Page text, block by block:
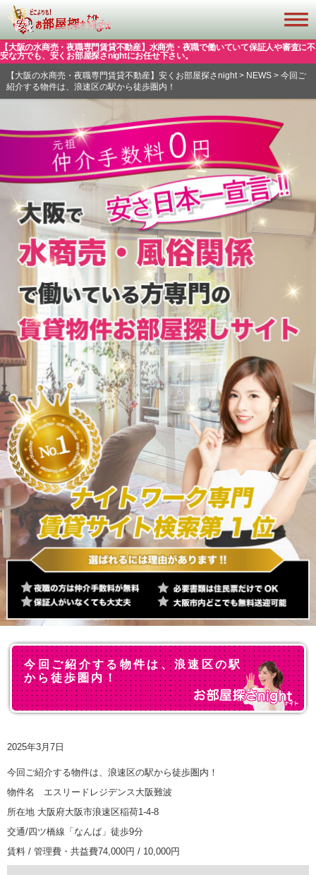
【大阪の水商売・夜職専門賃貸不動産】水商売・夜職で働いていて保証人や審査に不
安な方でも、安くお部屋探さnightにお任せ下さい。
【大阪の水商売・夜職専門賃貸不動産】安くお部屋探さnight> NEWS> 今回ご
紹介する物件は、浪速区の駅から徒歩圏内！
今回ご紹介する物件は、浪速区の駅
から徒歩圏内！
2025年3月7日
今回ご紹介する物件は、浪速区の駅から徒歩圏内！
物件名 エスリードレジデンス大阪難波
所在地 大阪府大阪市浪速区稲荷1-4-8
交通/四ツ橋線「なんば」徒歩9分
賃料 / 管理費・共益費74,000円 / 10,000円